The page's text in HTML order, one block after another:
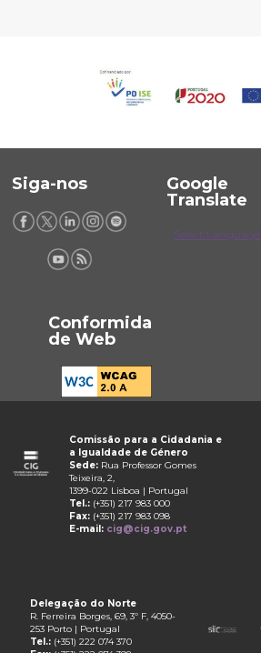
Siga-nos
Google
Translate
Select Language
Conformida
de Web
Comissão para a Cidadania e
a Igualdade de Género
Sede: Rua Professor Gomes
Teixeira, 2,
1399-022 Lisboa | Portugal
Tel.: (+351) 217 983 000
Fax: (+351) 217 983 098
E-mail: cig@cig.gov.pt
Delegação do Norte
R. Ferreira Borges, 69, 3º F, 4050-
253 Porto | Portugal
Tel.: (+351) 222 074 370